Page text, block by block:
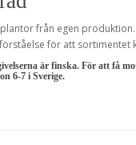
från egen produktion.
för att sortimentet
är finska. För att få
6-7 i Sverige.